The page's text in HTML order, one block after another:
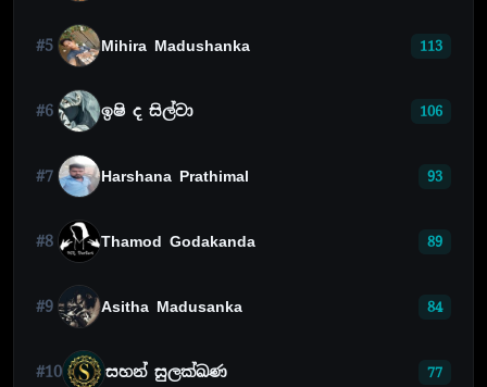
#5 Mihira Madushanka 113
#6 ඉෂි ද සිල්වා 106
#7 Harshana Prathimal 93
#8 Thamod Godakanda 89
#9 Asitha Madusanka 84
#10 සහන් සුලක්ඛණ 77